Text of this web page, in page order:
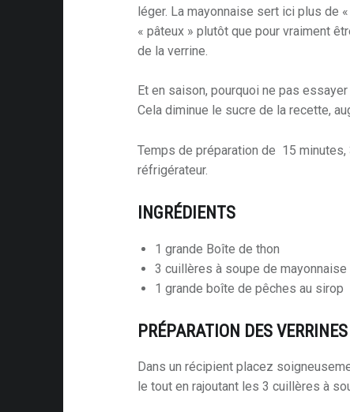
léger. La mayonnaise sert ici plus de
« pâteux » plutôt que pour vraiment
de la verrine.
Et en saison, pourquoi ne pas
Cela diminue le sucre de la recette,
Temps de préparation de 15 minutes,
réfrigérateur.
INGRÉDIENTS
1 grande Boîte de thon
3 cuillères à soupe de mayonnaise
1 grande boîte de pêches au sirop
PRÉPARATION DES
Dans un récipient placez
le tout en rajoutant les 3 cuillères à